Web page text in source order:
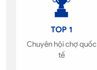
TOP 1
Chuyên hội chợ quốc
tế